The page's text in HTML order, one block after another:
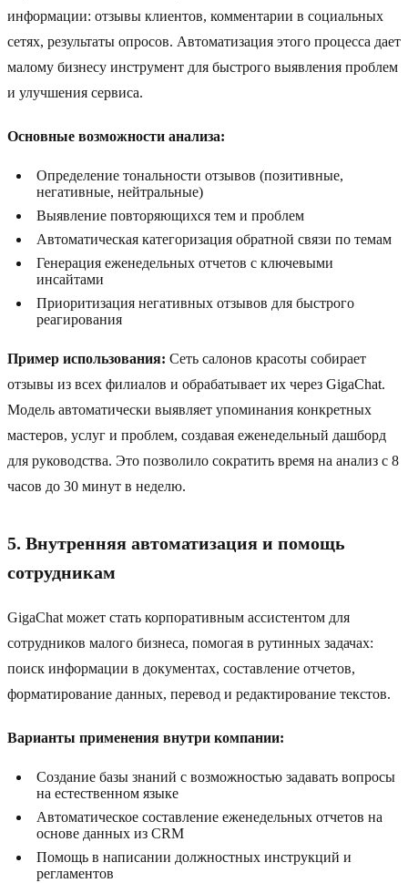
информации: отзывы клиентов, комментарии в социальных
сетях, результаты опросов. Автоматизация этого процесса дает
малому бизнесу инструмент для быстрого выявления проблем
и улучшения сервиса.
Основные возможности анализа:
Определение тональности отзывов (позитивные,
негативные, нейтральные)
Выявление повторяющихся тем и проблем
Автоматическая категоризация обратной связи по темам
Генерация еженедельных отчетов с ключевыми
инсайтами
Приоритизация негативных отзывов для быстрого
реагирования
Пример использования: Сеть салонов красоты собирает
отзывы из всех филиалов и обрабатывает их через GigaChat.
Модель автоматически выявляет упоминания конкретных
мастеров, услуг и проблем, создавая еженедельный дашборд
для руководства. Это позволило сократить время на анализ с 8
часов до 30 минут в неделю.
5. Внутренняя автоматизация и помощь
сотрудникам
GigaChat может стать корпоративным ассистентом для
сотрудников малого бизнеса, помогая в рутинных задачах:
поиск информации в документах, составление отчетов,
форматирование данных, перевод и редактирование текстов.
Варианты применения внутри компании:
Создание базы знаний с возможностью задавать вопросы
на естественном языке
Автоматическое составление еженедельных отчетов на
основе данных из CRM
Помощь в написании должностных инструкций и
регламентов